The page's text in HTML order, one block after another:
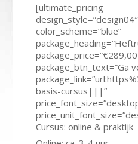
[ultimate_pricing
design_style=”design04″
color_scheme=”blue”
package_btn_text=”Ga
basis-cursus|||”
Cursus: online & praktijk